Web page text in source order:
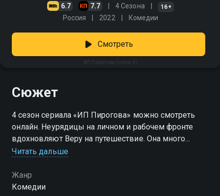
6.7 7.7 4 Сезона 16+
Россия 2022 Комедии
ИП Пирогова (сезон 4)
Смотреть
Сюжет
4 сезон сериала «ИП Пирогова» можно смотреть
онлайн. Неурядицы на личном и рабочем фронте
вдохновляют Веру на путешествие. Она много
читала, медитировала, танцевала, ела и ни разу не
увлечения пришлись очень кстати: пора вернуть
репутацию и клиентов. В этом может помочь
Читать дальше
Жанр
Комедии